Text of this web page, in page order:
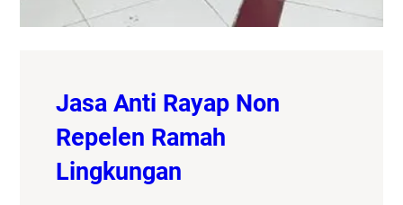
Jasa Anti Rayap Non
Repelen Ramah
Lingkungan